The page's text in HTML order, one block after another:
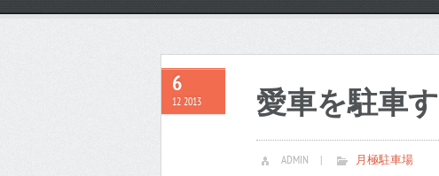
6
12 2013 愛車を駐車
ADMIN 月極駐車場